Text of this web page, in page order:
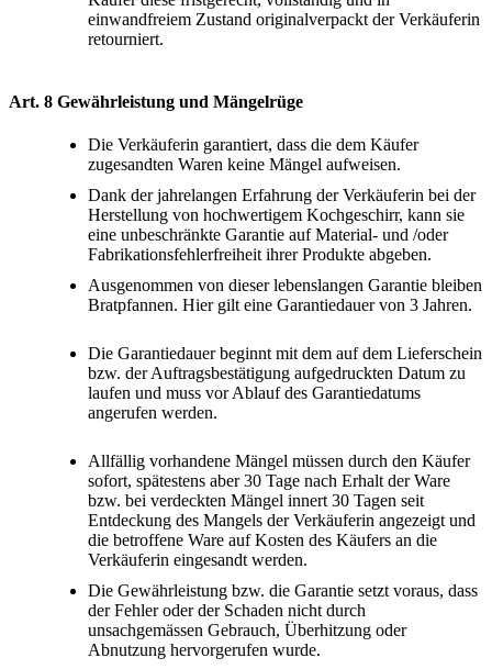
einwandfreiem Zustand originalverpackt der Verkäuferin
retourniert.
Art. 8 Gewährleistung und Mängelrüge
Die Verkäuferin garantiert, dass die dem Käufer
zugesandten Waren keine Mängel aufweisen.
Dank der jahrelangen Erfahrung der Verkäuferin bei der
Herstellung von hochwertigem Kochgeschirr, kann sie
eine unbeschränkte Garantie auf Material- und /oder
Fabrikationsfehlerfreiheit ihrer Produkte abgeben.
Ausgenommen von dieser lebenslangen Garantie bleiben
Bratpfannen. Hier gilt eine Garantiedauer von 3 Jahren.
Die Garantiedauer beginnt mit dem auf dem Lieferschein
bzw. der Auftragsbestätigung aufgedruckten Datum zu
laufen und muss vor Ablauf des Garantiedatums
angerufen werden.
Allfällig vorhandene Mängel müssen durch den Käufer
sofort, spätestens aber 30 Tage nach Erhalt der Ware
bzw. bei verdeckten Mängel innert 30 Tagen seit
Entdeckung des Mangels der Verkäuferin angezeigt und
die betroffene Ware auf Kosten des Käufers an die
Verkäuferin eingesandt werden.
Die Gewährleistung bzw. die Garantie setzt voraus, dass
der Fehler oder der Schaden nicht durch
unsachgemässen Gebrauch, Überhitzung oder
Abnutzung hervorgerufen wurde.